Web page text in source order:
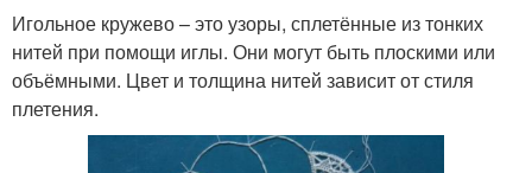
Игольное кружево – это узоры, сплетённые из тонких
нитей при помощи иглы. Они могут быть плоскими или
объёмными. Цвет и толщина нитей зависит от стиля
плетения.